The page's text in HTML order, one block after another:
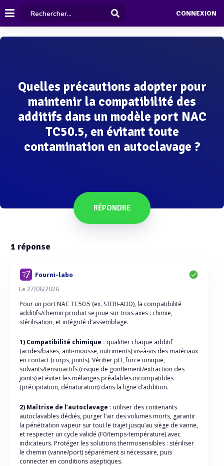
CONNEXION
Quelles précautions adopter pour
maintenir la compatibilité des
additifs dans un modèle port NAC
TC50.5, en évitant toute
contamination en autoclavage ?
RÉPONDRE
1 réponse
Fourni-labo
Le 27/06/2026
Pour un port NAC TC50.5 (ex. STERI-ADD), la compatibilité
additifs/chemin produit se joue sur trois axes : chimie,
stérilisation, et intégrité d’assemblage.
1) Compatibilité chimique : qualifier chaque additif
(acides/bases, anti-mousse, nutriments) vis-à-vis des matériaux
en contact (corps, joints). Vérifier pH, force ionique,
solvants/tensioactifs (risque de gonflement/extraction des
joints) et éviter les mélanges préalables incompatibles
(précipitation, dénaturation) dans la ligne d’addition.
2) Maîtrise de l’autoclavage : utiliser des contenants
autoclavables dédiés, purger l’air des volumes morts, garantir
la pénétration vapeur sur tout le trajet jusqu’au siège de vanne,
et respecter un cycle validé (F0/temps-température) avec
indicateurs. Protéger les solutions thermosensibles : stériliser
le chemin (vanne/port) séparément si nécessaire, puis
connecter en conditions aseptiques.